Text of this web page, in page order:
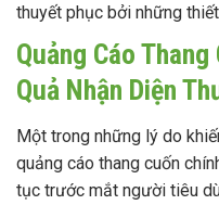
thuyết phục bởi những
Quảng Cáo
Quả Nhận Diện
Một trong những lý do
quảng cáo thang cuốn
tục trước mắt người tiêu